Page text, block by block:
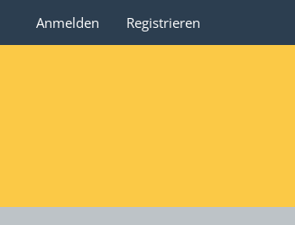
Anmelden Registrieren